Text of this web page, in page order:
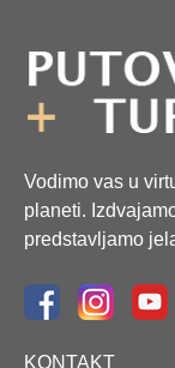
Vodimo vas u
planeti.
predstavljamo
KONTAKT